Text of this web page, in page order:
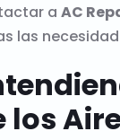
a AC
las
los